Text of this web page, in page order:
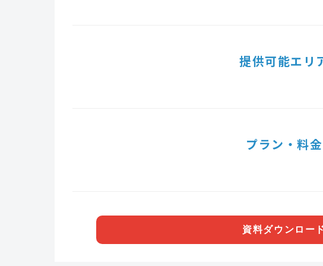
提供可能エリ
プラン・料金
資料ダウンロー